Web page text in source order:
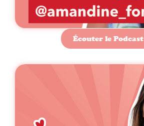
Écouter le Podcast